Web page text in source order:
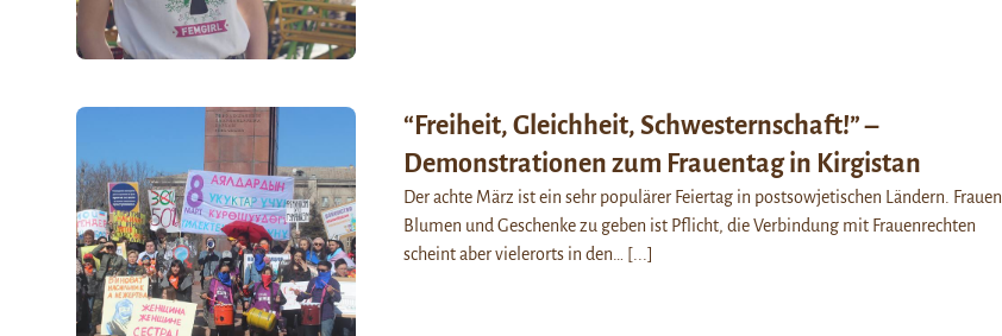
“Freiheit, Gleichheit, Schwesternschaft!” –
Demonstrationen zum Frauentag in Kirgistan
Der achte März ist ein sehr populärer Feiertag in postsowjetischen Ländern. Frauen
Blumen und Geschenke zu geben ist Pflicht, die Verbindung mit Frauenrechten
scheint aber vielerorts in den…
[...]